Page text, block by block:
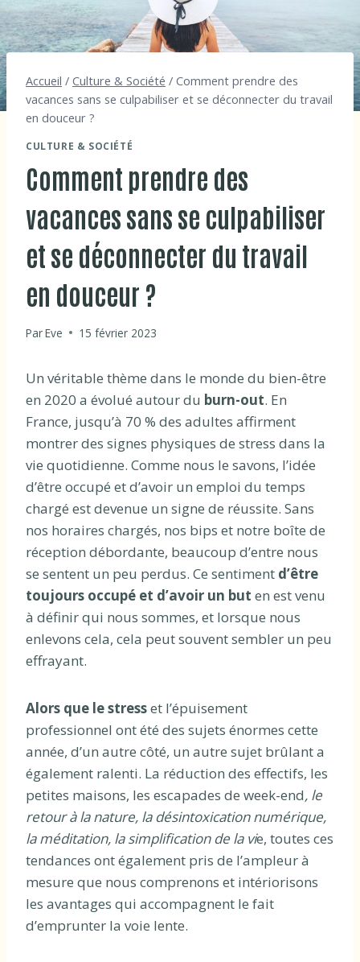
Accueil / Culture & Société / Comment prendre des
vacances sans se culpabiliser et se déconnecter du travail
en douceur ?
CULTURE & SOCIÉTÉ
Comment prendre des
vacances sans se culpabiliser
et se déconnecter du travail
en douceur ?
ParEve 15 février 2023
Un véritable thème dans le monde du bien-être
en 2020 a évolué autour du burn-out. En
France, jusqu’à 70 % des adultes affirment
montrer des signes physiques de stress dans la
vie quotidienne. Comme nous le savons, l’idée
d’être occupé et d’avoir un emploi du temps
chargé est devenue un signe de réussite. Sans
nos horaires chargés, nos bips et notre boîte de
réception débordante, beaucoup d’entre nous
se sentent un peu perdus. Ce sentiment d’être
toujours occupé et d’avoir un but en est venu
à définir qui nous sommes, et lorsque nous
enlevons cela, cela peut souvent sembler un peu
effrayant.
Alors que le stresset l’épuisement
professionnel ont été des sujets énormes cette
année, d’un autre côté, un autre sujet brûlant a
également ralenti. La réduction des effectifs, les
petites maisons, les escapades de week-end, le
retour à la nature, la désintoxication numérique,
la méditation, la simplification de la vie, toutes ces
tendances ont également pris de l’ampleur à
mesure que nous comprenons et intériorisons
les avantages qui accompagnent le fait
d’emprunter la voie lente.